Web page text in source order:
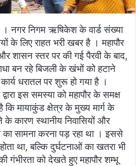
नगर निगम ऋषिकेश के वार्ड संख्या
के लिए राहत भरी खबर है । महापौर
शासन स्तर पर की गई पैरवी के बाद,
बन रहे बिजली के खंभों को हटाने
धरातल पर शुरू हो गया है ।
द्वारा इस समस्या को महापौर के समक्ष
कि मायाकुंड क्षेत्र के मुख्य मार्ग के
कारण स्थानीय निवासियों और
का सामना करना पड़ रहा था । इससे
था, बल्कि दुर्घटनाओं का खतरा भी
गंभीरता को देखते हुए महापौर शम्भू